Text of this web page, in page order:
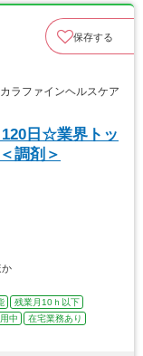
保存する
ラファインヘルスケア
120日☆業界トッ
調剤＞
か
残業月10ｈ以下
中
在宅業務あり